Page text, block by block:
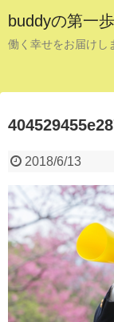
buddyの第一歩
働く幸せをお届けし
2018/6/13